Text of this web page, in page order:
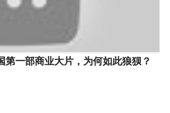
第一部商业大片，为何如此狼狈？